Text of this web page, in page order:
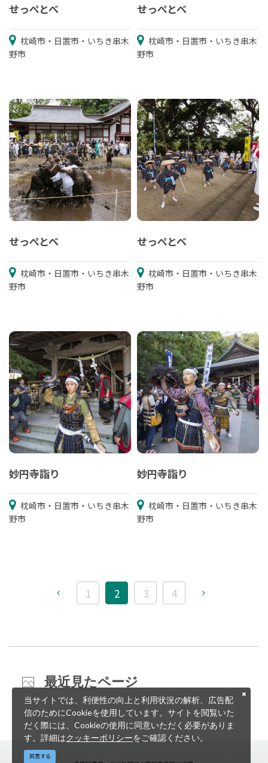
せっぺとべ
枕崎市・日置市・いちき串木
野市
せっぺとべ
枕崎市・日置市・いちき串木
野市
せっぺとべ
枕崎市・日置市・いちき串木
野市
せっぺとべ
枕崎市・日置市・いちき串木
野市
妙円寺詣り
枕崎市・日置市・いちき串木
野市
妙円寺詣り
枕崎市・日置市・いちき串木
野市
1 2 3 4
最近見たページ
当サイトでは、利便性の向上と利用状況の解析、広告配
信のためにCookieを使用しています。サイトを閲覧いた
だく際には、Cookieの使用に同意いただく必要がありま
す。詳細はクッキーポリシーをご確認ください。
同意する